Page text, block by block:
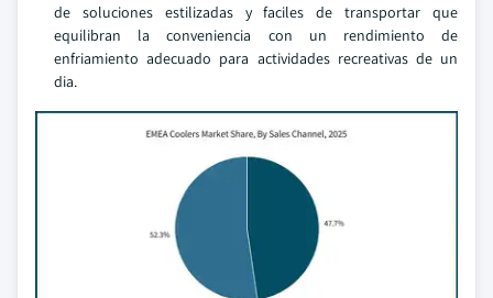
de soluciones estilizadas y faciles de transportar que
equilibran la conveniencia con un rendimiento de
enfriamiento adecuado para actividades recreativas de un
dia.